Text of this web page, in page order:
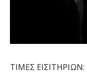
ΤΙΜΕΣ ΕΙΣΙΤΗΡΙΩΝ: